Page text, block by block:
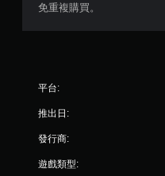
免重複購買。
平台:
推出日:
發行商:
遊戲類型: